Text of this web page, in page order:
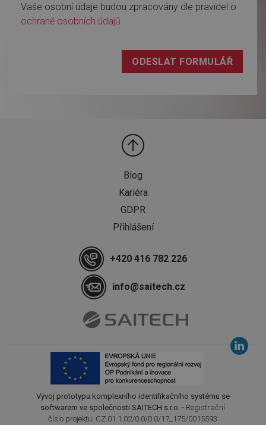
Vaše osobní údaje budou zpracovány dle pravidel o
ochraně osobních údajů.
Blog
Kariéra
GDPR
Přihlášení
+420 416 782 226
info@saitech.cz
Vývoj prototypu komplexního identifikačního systému se
softwarem ve společnosti SAITECH s.r.o. - Registrační
číslo projektu: CZ.01.1.02/0.0/0.0/17_175/0015593